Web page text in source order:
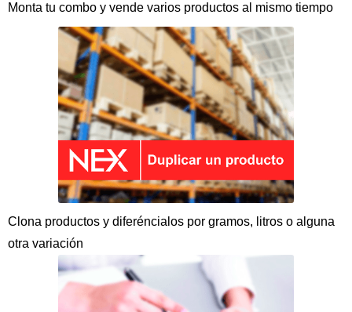
Monta tu combo y vende varios productos al mismo tiempo
Clona productos y diferéncialos por gramos, litros o alguna
otra variación